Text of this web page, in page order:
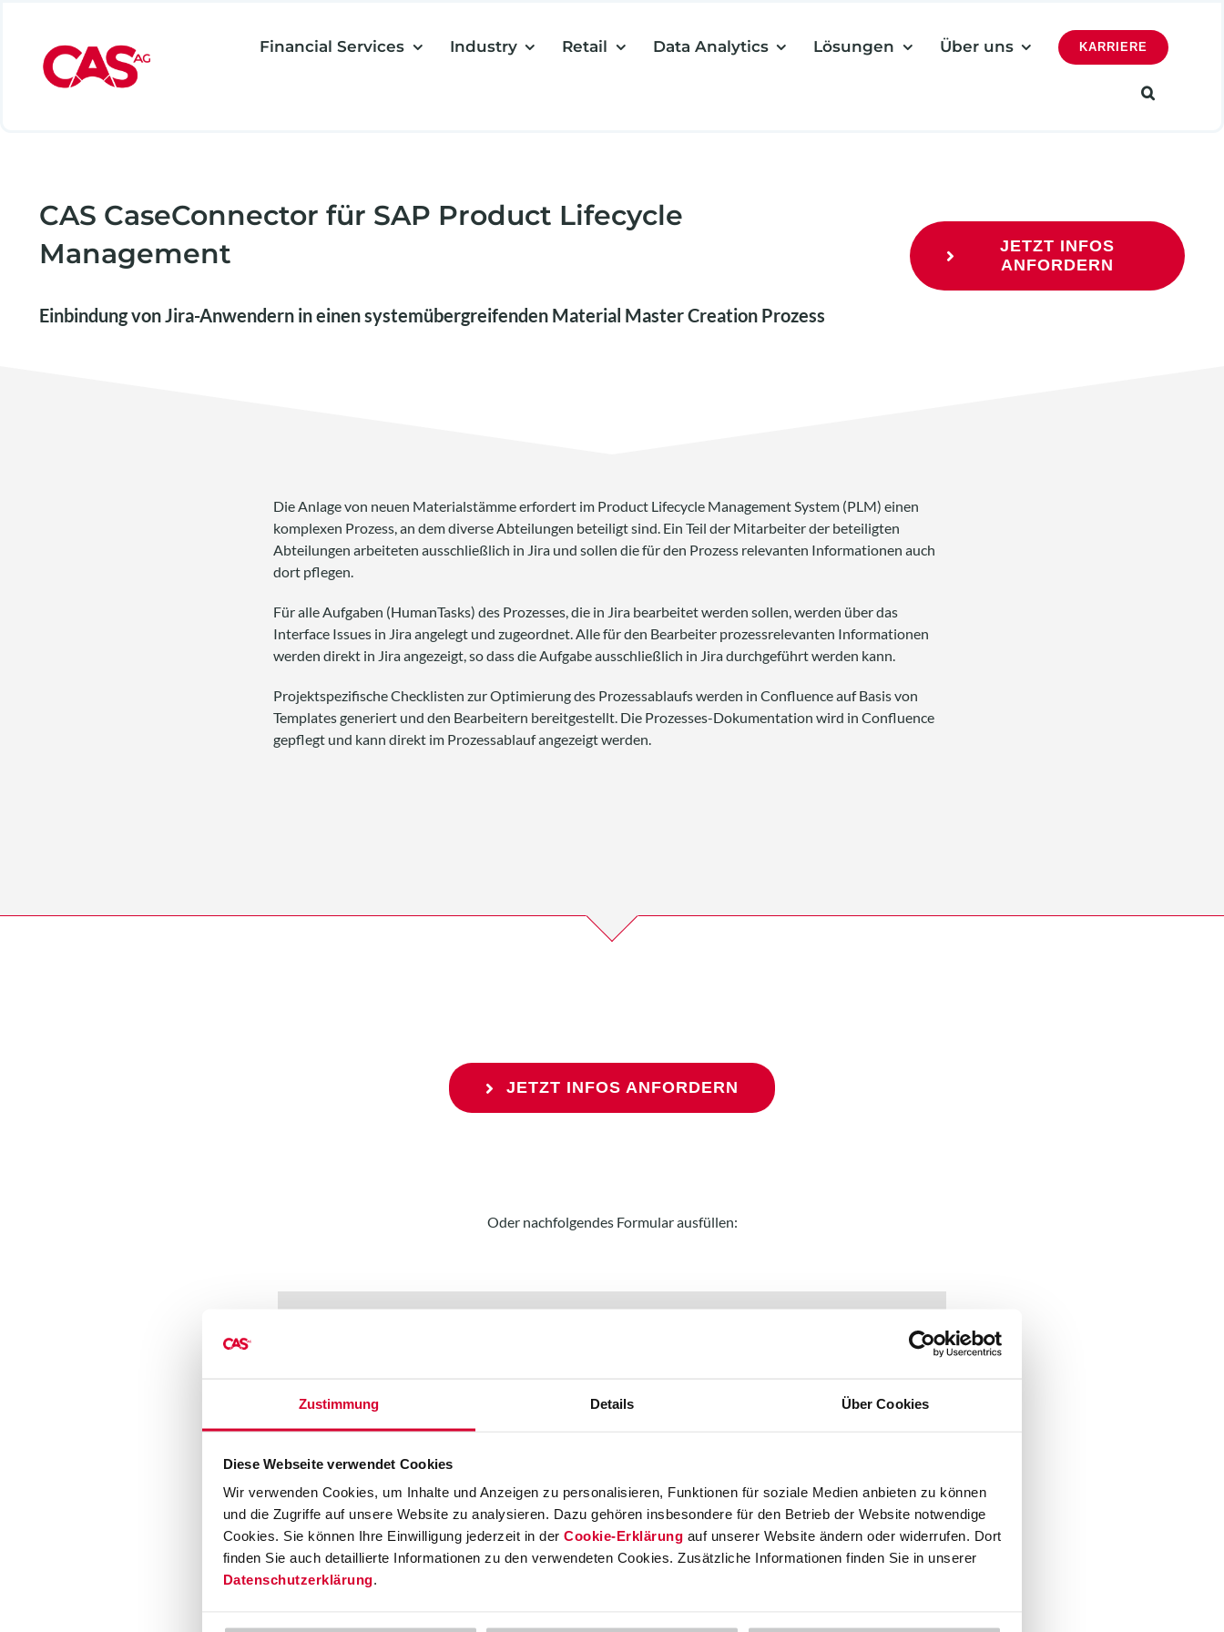
Zustimmung Details Über Cookies
Diese Webseite verwendet Cookies
Wir verwenden Cookies, um Inhalte und Anzeigen zu personalisieren, Funktionen für soziale Medien anbieten zu können
und die Zugriffe auf unsere Website zu analysieren. Dazu gehören insbesondere für den Betrieb der Website notwendige
Cookies. Sie können Ihre Einwilligung jederzeit in der Cookie-Erklärung auf unserer Website ändern oder widerrufen. Dort
finden Sie auch detaillierte Informationen zu den verwendeten Cookies. Zusätzliche Informationen finden Sie in unserer
Datenschutzerklärung.
springen
Financial Services Industry Retail Data Analytics Lösungen Über uns KARRIERE
CAS CaseConnector für SAP Product Lifecycle
Management
Einbindung von Jira-Anwendern in einen systemübergreifenden Material Master Creation Prozess
JETZT INFOS
ANFORDERN
Die Anlage von neuen Materialstämme erfordert im Product Lifecycle Management System (PLM) einen
komplexen Prozess, an dem diverse Abteilungen beteiligt sind. Ein Teil der Mitarbeiter der beteiligten
Abteilungen arbeiteten ausschließlich in Jira und sollen die für den Prozess relevanten Informationen auch
dort pflegen.
Für alle Aufgaben (HumanTasks) des Prozesses, die in Jira bearbeitet werden sollen, werden über das
Interface Issues in Jira angelegt und zugeordnet. Alle für den Bearbeiter prozessrelevanten Informationen
werden direkt in Jira angezeigt, so dass die Aufgabe ausschließlich in Jira durchgeführt werden kann.
Projektspezifische Checklisten zur Optimierung des Prozessablaufs werden in Confluence auf Basis von
Templates generiert und den Bearbeitern bereitgestellt. Die Prozesses-Dokumentation wird in Confluence
gepflegt und kann direkt im Prozessablauf angezeigt werden.
JETZT INFOS ANFORDERN
Oder nachfolgendes Formular ausfüllen:
Ihr Fokus
SAP-Controlling
SAP Projekt System
SAP Engineering Change Management